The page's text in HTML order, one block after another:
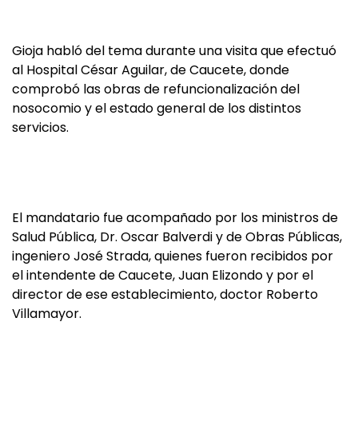
Gioja habló del tema durante una visita que efectuó
al Hospital César Aguilar, de Caucete, donde
comprobó las obras de refuncionalización del
nosocomio y el estado general de los distintos
servicios.
El mandatario fue acompañado por los ministros de
Salud Pública, Dr. Oscar Balverdi y de Obras Públicas,
ingeniero José Strada, quienes fueron recibidos por
el intendente de Caucete, Juan Elizondo y por el
director de ese establecimiento, doctor Roberto
Villamayor.